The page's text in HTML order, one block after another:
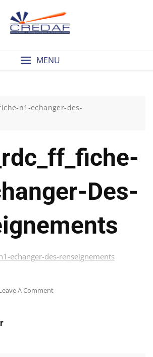
MENU
n1-echanger-des-
Des-
echanger-des-renseignements
A CommentOn